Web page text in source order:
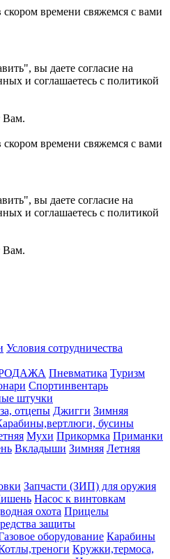
времени свяжемся с вами
вы даете согласие на
и соглашаетесь c политикой
Вам.
времени свяжемся с вами
вы даете согласие на
и соглашаетесь c политикой
Вам.
Условия сотрудничества
Пневматика Туризм
Спортинвентарь
штучки
отцепы Джигги Зимняя
бусины
Мухи Прикормка Приманки
Вкладыши Зимняя Летняя
Запчасти (ЗИП) для оружия
Насос к винтовкам
охота Прицелы
защиты
оборудование Карабины
Кружки,термоса,